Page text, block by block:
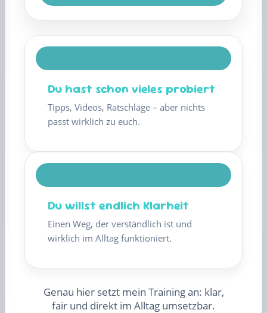
Du hast schon vieles probiert
Tipps, Videos, Ratschläge – aber nichts
passt wirklich zu euch.
Du willst endlich Klarheit
Einen Weg, der verständlich ist und
wirklich im Alltag funktioniert.
Genau hier setzt mein Training an: klar,
fair und direkt im Alltag umsetzbar.